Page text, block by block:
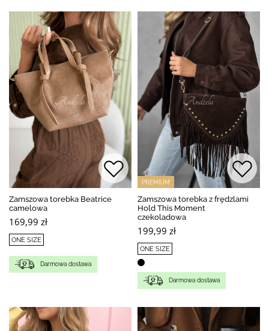
Zamszowa torebka Beatrice
camelowa
169,99 zł
ONE SIZE
Darmowa dostawa
PREMIUM
Zamszowa torebka z frędzlami
Hold This Moment
czekoladowa
199,99 zł
ONE SIZE
Darmowa dostawa